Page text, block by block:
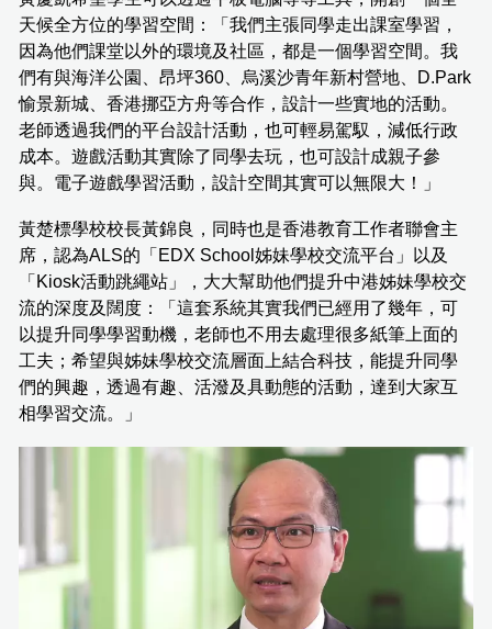
天候全方位的學習空間：「我們主張同學走出課室學習，
因為他們課堂以外的環境及社區，都是一個學習空間。我
們有與海洋公園、昂坪360、烏溪沙青年新村營地、D.Park
愉景新城、香港挪亞方舟等合作，設計一些實地的活動。
老師透過我們的平台設計活動，也可輕易駕馭，減低行政
成本。遊戲活動其實除了同學去玩，也可設計成親子參
與。電子遊戲學習活動，設計空間其實可以無限大！」
黃楚標學校校長黃錦良，同時也是香港教育工作者聯會主
席，認為ALS的「EDX School姊妹學校交流平台」以及
「Kiosk活動跳繩站」，大大幫助他們提升中港姊妹學校交
流的深度及闊度：「這套系統其實我們已經用了幾年，可
以提升同學學習動機，老師也不用去處理很多紙筆上面的
工夫；希望與姊妹學校交流層面上結合科技，能提升同學
們的興趣，透過有趣、活潑及具動態的活動，達到大家互
相學習交流。」